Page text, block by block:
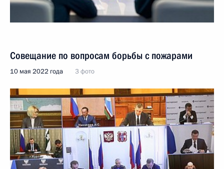
Совещание по вопросам борьбы с пожарами
10 мая 2022 года 3 фото